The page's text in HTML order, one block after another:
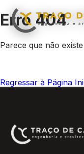
Erro 404
Parece que não
Regressar à Página